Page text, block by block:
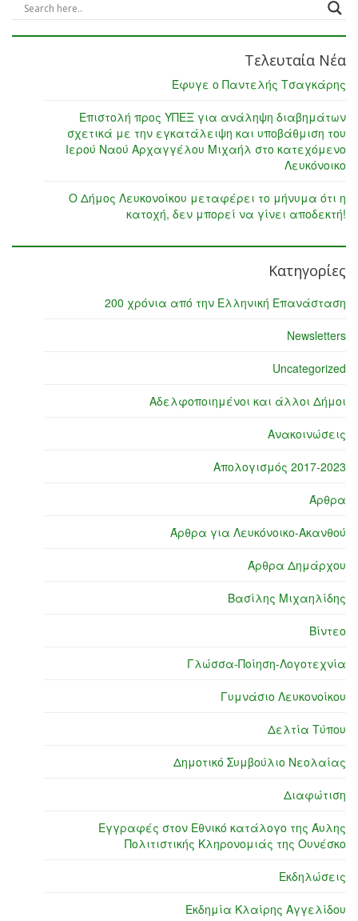
Τελευταία Νέα
Έφυγε ο Παντελής Τσαγκάρης
Επιστολή προς ΥΠΕΞ για ανάληψη διαβημάτων
σχετικά με την εγκατάλειψη και υποβάθμιση του
Ιερού Ναού Αρχαγγέλου Μιχαήλ στο κατεχόμενο
Λευκόνοικο
Ο Δήμος Λευκονοίκου μεταφέρει το μήνυμα ότι η
κατοχή, δεν μπορεί να γίνει αποδεκτή!
Κατηγορίες
200 χρόνια από την Ελληνική Επανάσταση
Newsletters
Uncategorized
Αδελφοποιημένοι και άλλοι Δήμοι
Ανακοινώσεις
Απολογισμός 2017-2023
Άρθρα
Άρθρα για Λευκόνοικο-Ακανθού
Άρθρα Δημάρχου
Βασίλης Μιχαηλίδης
Βίντεο
Γλώσσα-Ποίηση-Λογοτεχνία
Γυμνάσιο Λευκονοίκου
Δελτία Τύπου
Δημοτικό Συμβούλιο Νεολαίας
Διαφώτιση
Εγγραφές στον Εθνικό κατάλογο της Άυλης
Πολιτιστικής Κληρονομιάς της Ουνέσκο
Εκδηλώσεις
Εκδημία Κλαίρης Αγγελίδου